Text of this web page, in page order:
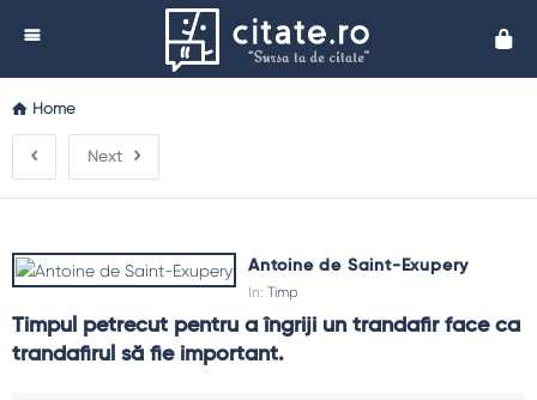
Home
Next
Antoine de Saint-Exupery
In: Timp
Timpul petrecut pentru a îngriji un trandafir face ca
trandafirul să fie important.